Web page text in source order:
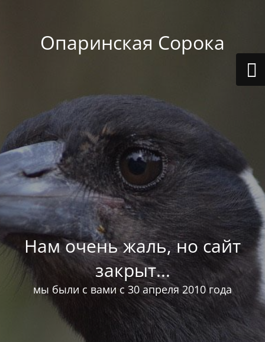
Опаринская Сорока
Нам очень жаль, но сайт
закрыт...
мы были с вами с 30 апреля 2010 года